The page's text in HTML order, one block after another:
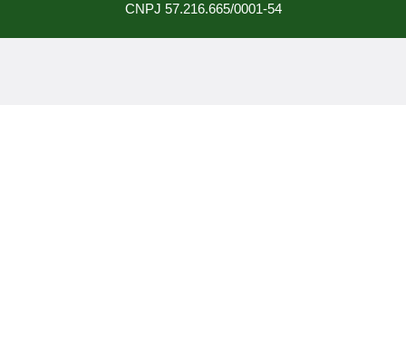
CNPJ 57.216.665/0001-54